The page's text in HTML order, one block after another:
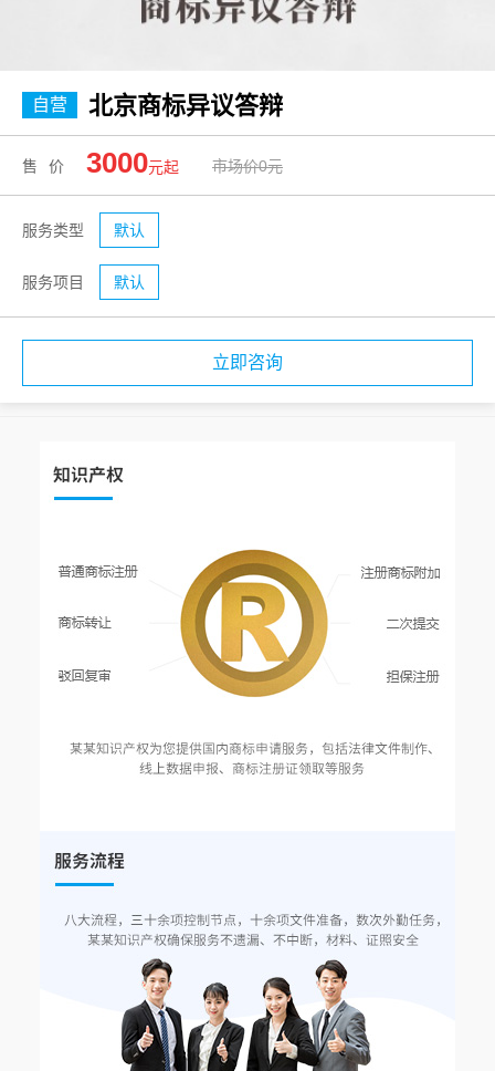
自营 北京商标异议答辩
售价 3000元起 市场价0元
服务类型 默认
服务项目 默认
立即咨询